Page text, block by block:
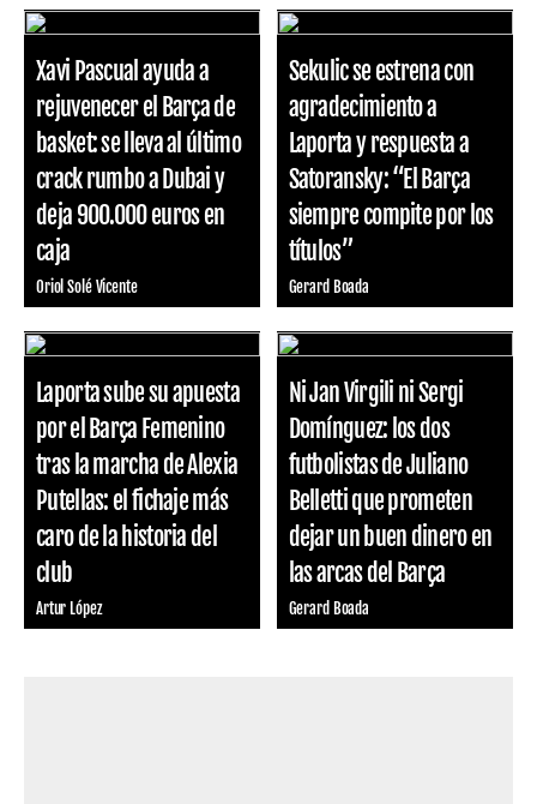
Xavi Pascual ayuda a
rejuvenecer el Barça de
basket: se lleva al último
crack rumbo a Dubai y
deja 900.000 euros en
caja
Oriol Solé Vicente
Sekulic se estrena con
agradecimiento a
Laporta y respuesta a
Satoransky: “El Barça
siempre compite por los
títulos”
Gerard Boada
Laporta sube su apuesta
por el Barça Femenino
tras la marcha de Alexia
Putellas: el fichaje más
caro de la historia del
club
Artur López
Ni Jan Virgili ni Sergi
Domínguez: los dos
futbolistas de Juliano
Belletti que prometen
dejar un buen dinero en
las arcas del Barça
Gerard Boada